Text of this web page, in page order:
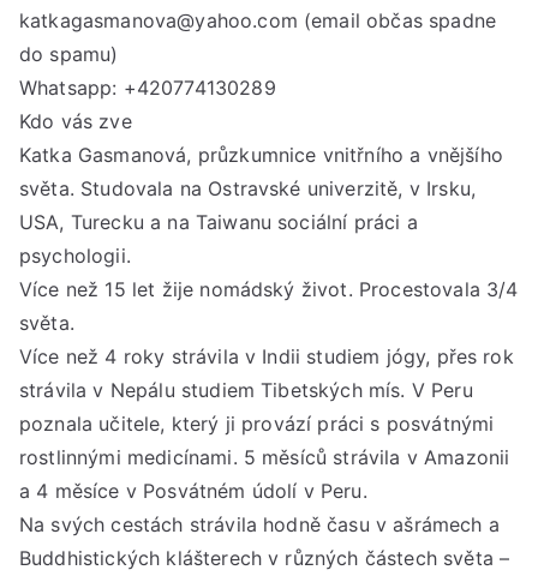
katkagasmanova@yahoo.com (email občas spadne
do spamu)
Whatsapp: +420774130289
Kdo vás zve
Katka Gasmanová, průzkumnice vnitřního a vnějšího
světa. Studovala na Ostravské univerzitě, v Irsku,
USA, Turecku a na Taiwanu sociální práci a
psychologii.
Více než 15 let žije nomádský život. Procestovala 3/4
světa.
Více než 4 roky strávila v Indii studiem jógy, přes rok
strávila v Nepálu studiem Tibetských mís. V Peru
poznala učitele, který ji provází práci s posvátnými
rostlinnými medicínami. 5 měsíců strávila v Amazonii
a 4 měsíce v Posvátném údolí v Peru.
Na svých cestách strávila hodně času v ašrámech a
Buddhistických klášterech v různých částech světa –